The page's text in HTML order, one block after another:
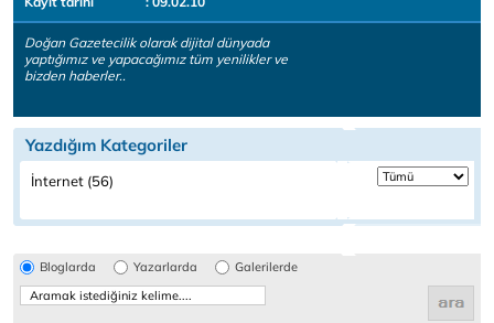
Doğan Gazetecilik olarak dijital dünyada
yaptığımız ve yapacağımız tüm yenilikler ve
bizden haberler..
Yazdığım Kategoriler
İnternet (56)
Bloglarda Yazarlarda Galerilerde